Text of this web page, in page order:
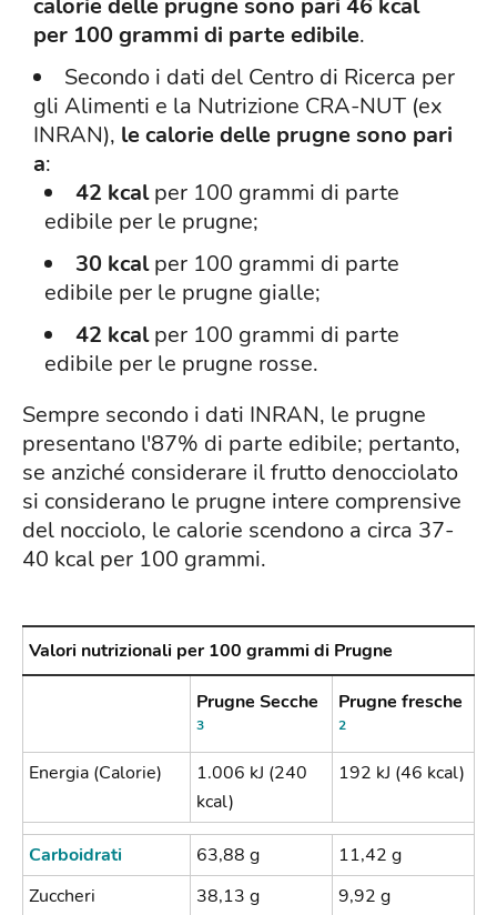
per 100 grammi di parte edibile.
Secondo i dati del Centro di Ricerca per
gli Alimenti e la Nutrizione CRA-NUT (ex
INRAN), le calorie delle prugne sono pari
a:
42 kcalper 100 grammi di parte
edibile per le prugne;
30 kcalper 100 grammi di parte
edibile per le prugne gialle;
42 kcalper 100 grammi di parte
edibile per le prugne rosse.
Sempre secondo i dati INRAN, le prugne
presentano l'87% di parte edibile; pertanto,
se anziché considerare il frutto denocciolato
si considerano le prugne intere comprensive
del nocciolo, le calorie scendono a circa 37-
40 kcal per 100 grammi.
Valori nutrizionali per 100 grammi di Prugne
Prugne Secche
3
Prugne fresche
2
Energia (Calorie)
1.006 kJ (240
kcal)
192 kJ (46 kcal)
Carboidrati 63,88 g
11,42 g
Zuccheri
38,13 g
9,92 g